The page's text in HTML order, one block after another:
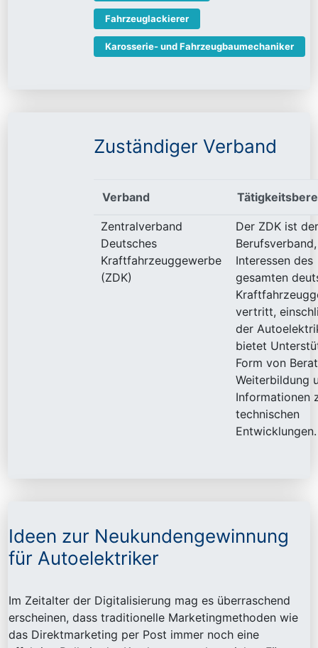
Fahrzeuglackierer
Karosserie- und Fahrzeugbaumechaniker
Zuständiger Verband
Verband
Zentralverband
Deutsches
Kraftfahrzeuggewerbe
(ZDK)
Der ZDK ist der
Interessen des
gesamten
vertritt,
der
bietet
Form von
Weiterbildung
Informationen
technischen
Entwicklungen.
Ideen zur Neukundengewinnung
für Autoelektriker
Im Zeitalter der Digitalisierung mag es überraschend
erscheinen, dass traditionelle Marketingmethoden wie
das Direktmarketing per Post immer noch eine